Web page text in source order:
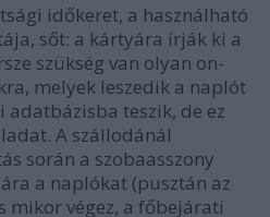
időkeret, a használható
sőt: a kártyára írják ki a
szükség van olyan on-
melyek leszedik a naplót
teszik, de ez
A szállodánál
során a szobaasszony
a naplókat (pusztán az
mikor végez, a főbejárati